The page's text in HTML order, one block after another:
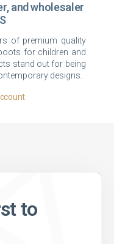
and wholesaler
of premium quality
for children and
stand out for being
to